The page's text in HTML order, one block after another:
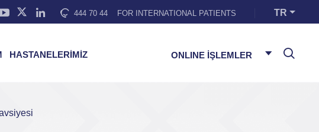
444 70 44 FOR INTERNATIONAL PATIENTS TR
HASTANELERİMİZ ONLINE İŞLEMLER